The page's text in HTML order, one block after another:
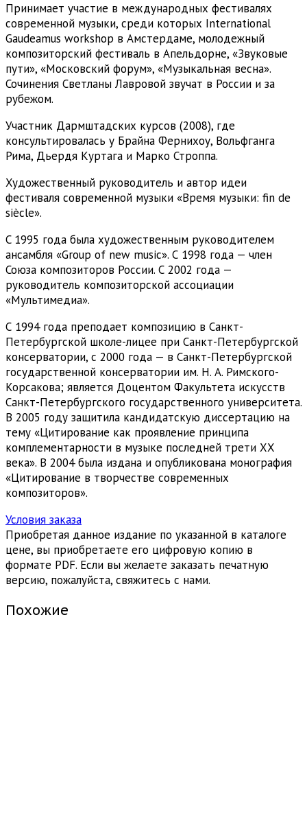
Принимает участие в международных фестивалях
современной музыки, среди которых International
Gaudeamus workshop в Амстердаме, молодежный
композиторский фестиваль в Апельдорне, «Звуковые
пути», «Московский форум», «Музыкальная весна».
Сочинения Светланы Лавровой звучат в России и за
рубежом.
Участник Дармштадских курсов (2008), где
консультировалась у Брайна Фернихоу, Вольфганга
Рима, Дьердя Куртага и Марко Строппа.
Художественный руководитель и автор идеи
фестиваля современной музыки «Время музыки: fin de
siècle».
C 1995 года была художественным руководителем
ансамбля «Group of new music». С 1998 года — член
Союза композиторов России. С 2002 года —
руководитель композиторской ассоциации
«Мультимедиа».
С 1994 года преподает композицию в Санкт-
Петербургской школе-лицее при Санкт-Петербургской
консерватории, с 2000 года — в Санкт-Петербургской
государственной консерватории им. Н. А. Римского-
Корсакова; является Доцентом Факультета искусств
Санкт-Петербургского государственного университета.
В 2005 году защитила кандидатскую диссертацию на
тему «Цитирование как проявление принципа
комплементарности в музыке последней трети ХХ
века». В 2004 была издана и опубликована монография
«Цитирование в творчестве современных
композиторов».
Условия заказа
Приобретая данное издание по указанной в каталоге
цене, вы приобретаете его цифровую копию в
формате PDF. Если вы желаете заказать печатную
версию, пожалуйста, свяжитесь с нами.
Похожие